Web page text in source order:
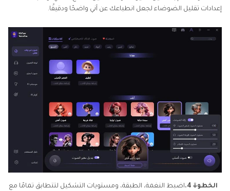
إعدادات تقليل الضوضاء لجعل انطباعك عن آني واضحًا ودقيقًا.
الخطوة 4.
اضبط النغمة، الطبقة، ومستويات التشكيل لتتطابق تمامًا مع